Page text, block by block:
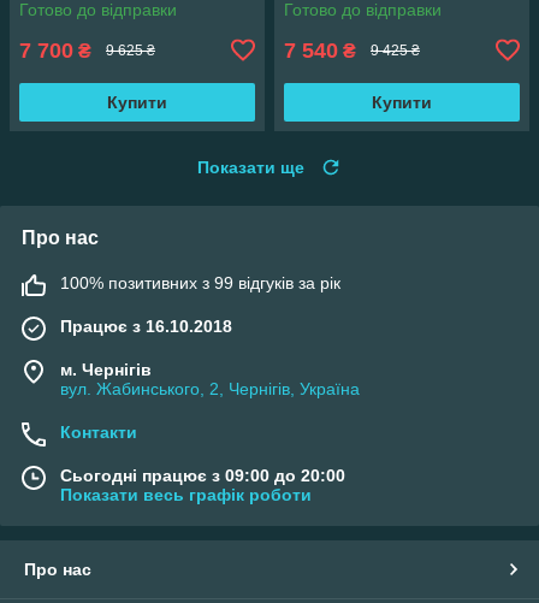
Готово до відправки
7 700 ₴ 9 625 ₴
Купити
Готово до відправки
7 540 ₴ 9 425 ₴
Купити
Показати ще
Про нас
100% позитивних з 99 відгуків за рік
Працює з 16.10.2018
м. Чернігів
вул. Жабинського, 2, Чернігів, Україна
Контакти
Сьогодні працює з 09:00 до 20:00
Показати весь графік роботи
Про нас